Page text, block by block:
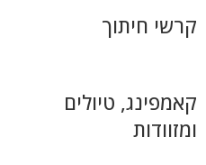
קרשי חיתוך
קאמפינג, טיולים
ומזוודות